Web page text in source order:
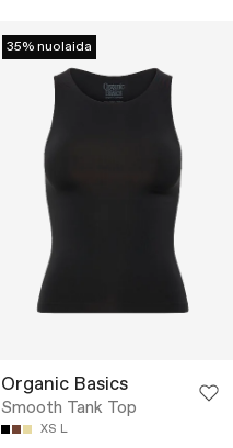
35% nuolaida
Organic Basics
Smooth Tank Top
XS L